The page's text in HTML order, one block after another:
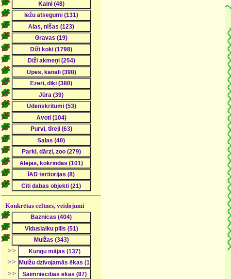
Konkrētas celtnes, veidojumi
>>
>>
>>